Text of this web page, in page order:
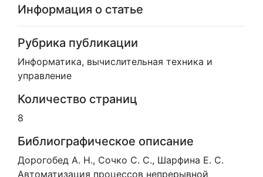
Информация о статье
Рубрика публикации
Информатика, вычислительная техника и
управление
Количество страниц
8
Библиографическое описание
Дорогобед А. Н., Сочко С. С., Шарфина Е. С.
Автоматизация процессов непрерывной